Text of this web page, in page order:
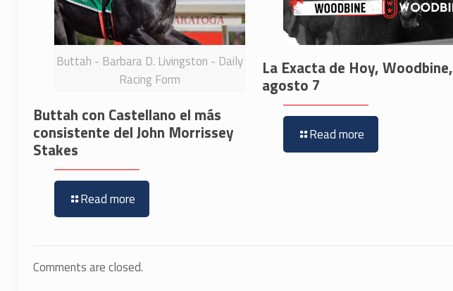
Buttah - Barbara D. Livingston - Daily
Racing Form
Buttah con Castellano el más
consistente del John Morrissey
Stakes
Read more
La Exacta de Hoy, Woodbine,
agosto 7
Read more
Comments are closed.